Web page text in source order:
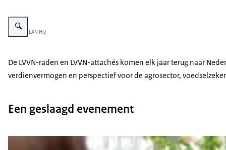
Vergroot afbeelding Deelnemers bij het LVVN Attaché Netwerk
Beeld: © LAN HQ
De LVVN-raden en LVVN-attachés komen elk jaar terug naar
verdienvermogen en perspectief voor de agrosector,
Een geslaagd evenement